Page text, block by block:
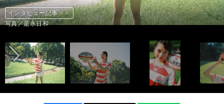
インタビュー記事＞＞
写真／是永日和
インタビュー記事＞＞
写真／是永日和
インタビュー記事＞＞
写真／事務所提供
インタビュー記事＞＞
写真／事務所提供
インタビュー記事＞＞
写真／是永日和
インタビュー記事＞＞
写真／是永日和
インタビュー記事＞＞
写真／是永日和
インタビュー記事＞＞
写真／是永日和
インタビュー記事＞＞
写真／是永日和
インタビュー記事＞＞
写真／是永日和
インタビュー記事＞＞
写真／是永日和
インタビュー記事＞＞
写真／是永日和
インタビュー記事＞＞
写真／是永日和
インタビュー記事＞＞
写真／是永日和
インタビュー記事＞＞
写真／是永日和
インタビュー記事＞＞
写真／是永日和
前へ